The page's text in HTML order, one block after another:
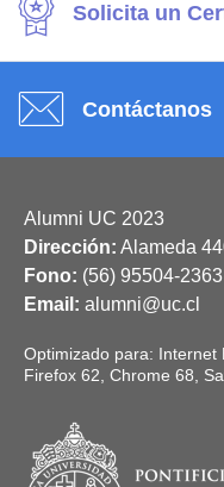
Solicita un
Contáctanos
Alumni UC 2023
Dirección: Alameda
Fono: (56) 95504-2363
Email: alumni@uc.cl
Optimizado para: Internet
Firefox 62, Chrome 68,